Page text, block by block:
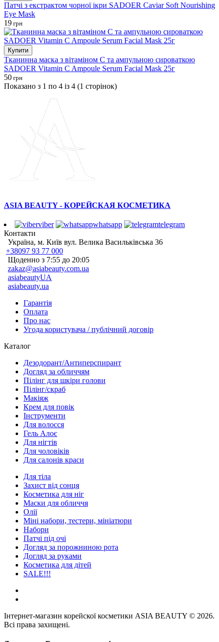
Патчі з екстрактом чорної ікри SADOER Caviar Soft Nourishing
Eye Mask
19 грн
Купити
Тканинна маска з вітаміном С та ампульною сироваткою
SADOER Vitamin C Ampoule Serum Facial Mask 25г
50 грн
Показано з 1 по 4 із 4 (1 сторінок)
ASIA BEAUTY - КОРЕЙСКАЯ КОСМЕТИКА
viber whatsapp
telegram
Контакти
Україна, м. Київ вул. Велика Васильківська 36
+38097 93 77 000
Щоденно з 7:55 до 20:05
zakaz@asiabeauty.com.ua
asiabeautyUA
asiabeauty.ua
Гарантія
Оплата
Про нас
Угода користувача / публічний договір
Каталог
Дезодорант/Антиперспирант
Догляд за обличчям
Пілінг для шкіри голови
Пілінг/скраб
Макіяж
Крем для повік
Інструменти
Для волосся
Гель Алоє
Для нігтів
Для чоловіків
Для салонів краси
Для тіла
Захист від сонця
Косметика для ніг
Маски для обличчя
Олії
Міні набори, тестери, мініатюри
Набори
Патчі під очі
Догляд за порожниною рота
Догляд за руками
Косметика для дітей
SALE!!!
Інтернет-магазин корейскої косметики ASIA BEAUTY © 2026.
Всі права захищені.